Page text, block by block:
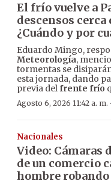
El frío vuelve a
descensos cerca
¿Cuándo y por
Eduardo Mingo,
Meteorología,
tormentas se
esta jornada, dando
previa delfrente frío
Agosto 6, 2026 11:42 a. m. ·
Nacionales
Video: Cámaras
de un comercio
hombre